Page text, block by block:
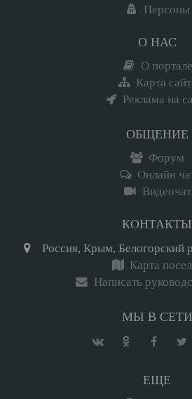
Персоны
О НАС
О портале
Карта
Реклама на
ОБЩЕНИЕ
Форум
Онлайн
Видеочат
КОНТАКТЫ
Россия, Крым, Белогорский
Карта
Написать
МЫ В СЕТИ
ЕЩЕ